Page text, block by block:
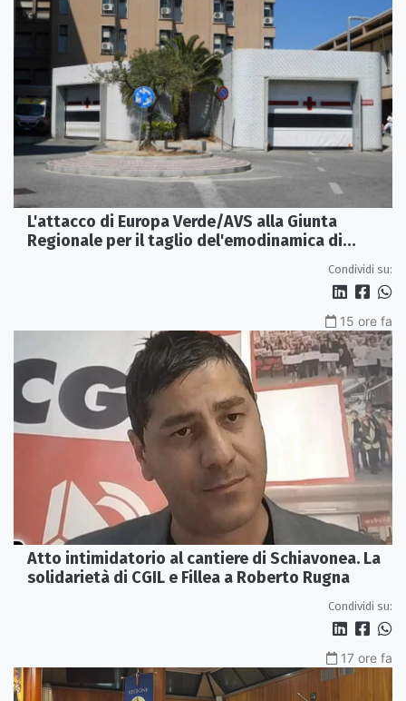
L'attacco di Europa Verde/AVS alla Giunta
Regionale per il taglio del'emodinamica di
Condividi su:
15 ore fa
Atto intimidatorio al cantiere di Schiavonea. La
solidarietà di CGIL e Fillea a Roberto Rugna
Condividi su:
17 ore fa